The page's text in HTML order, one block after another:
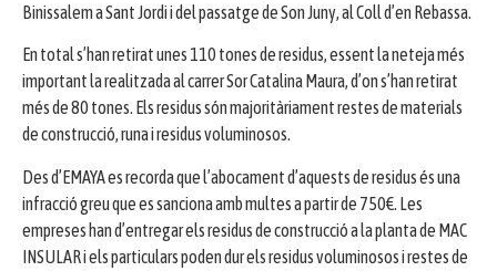
Binissalem a Sant Jordi i del passatge de Son Juny, al Coll d’en Rebassa.
En total s’han retirat unes 110 tones de residus, essent la neteja més
important la realitzada al carrer Sor Catalina Maura, d’on s’han retirat
més de 80 tones. Els residus són majoritàriament restes de materials
de construcció, runa i residus voluminosos.
Des d’EMAYA es recorda que l’abocament d’aquests de residus és una
infracció greu que es sanciona amb multes a partir de 750€. Les
empreses han d’entregar els residus de construcció a la planta de MAC
INSULAR i els particulars poden dur els residus voluminosos i restes de